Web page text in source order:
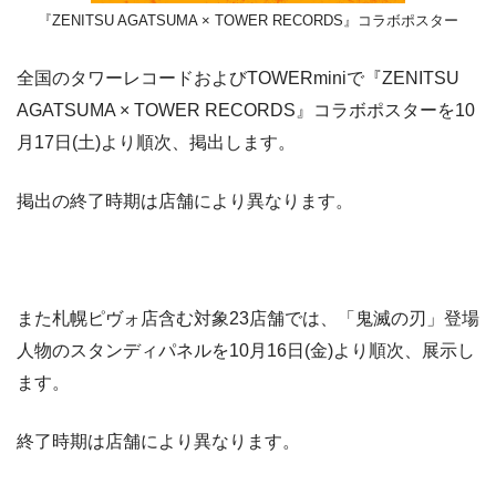
『ZENITSU AGATSUMA × TOWER RECORDS』コラボポスター
全国のタワーレコードおよびTOWERminiで『ZENITSU
AGATSUMA × TOWER RECORDS』コラボポスターを10
月17日(土)より順次、掲出します。
掲出の終了時期は店舗により異なります。
また札幌ピヴォ店含む対象23店舗では、「鬼滅の刃」登場
人物のスタンディパネルを10月16日(金)より順次、展示し
ます。
終了時期は店舗により異なります。